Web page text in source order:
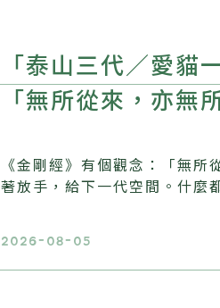
「泰山三代／愛貓
「無所從來，亦無
《金剛經》有個觀念：「無所
著放手，給下一代空間。什麼
2026-08-05